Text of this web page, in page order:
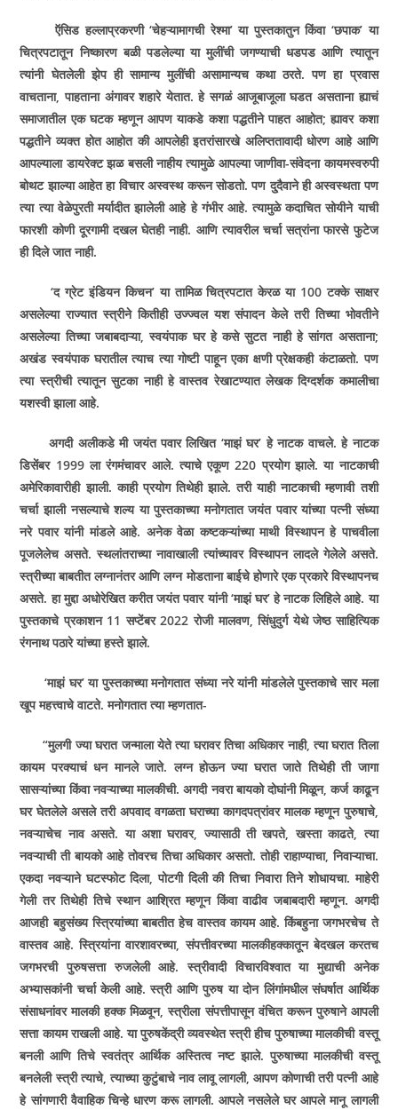
ऍसिड हल्लाप्रकरणी ‘चेहऱ्यामागची रेश्‍मा’ या पुस्तकातुन किंवा ‘छपाक’ या
चित्रपटातून निष्कारण बळी पडलेल्या या मुलींची जगण्याची धडपड आणि त्यातून
त्यांनी घेतलेली झेप ही सामान्य मुलींची असामान्यच कथा ठरते. पण हा प्रवास
वाचताना, पाहताना अंगावर शहारे येतात. हे सगळं आजूबाजूला घडत असताना ह्याचं
समाजातील एक घटक म्हणून आपण याकडे कशा पद्धतीने पाहत आहोत; ह्यावर कशा
पद्धतीने व्यक्त होत आहोत की आपलेही इतरांसारखे अलिप्ततावादी धोरण आहे आणि
आपल्याला डायरेक्ट झळ बसली नाहीय त्यामुळे आपल्या जाणीवा-संवेदना कायमस्वरुपी
बोथट झाल्या आहेत हा विचार अस्वस्थ करून सोडतो. पण दु्‌दैवाने ही अस्वस्थता पण
त्या त्या वेळेपुरती मर्यादीत झालेली आहे हे गंभीर आहे. त्यामुळे कदाचित सोयीने याची
फारशी कोणी दूरगामी दखल घेतही नाही. आणि त्यावरील चर्चा सत्रांना फारसे फुटेज
ही दिले जात नाही.
‘द ग्रेट इंडियन किचन’ या तामिळ चित्रपटात केरळ या 100 टक्के साक्षर
असलेल्या राज्यात स्त्रीने कितीही उज्ज्वल यश संपादन केले तरी तिच्या भोवतीने
असलेल्या तिच्या जबाबदाऱ्या, स्वयंपाक घर हे कसे सुटत नाही हे सांगत असताना;
अखंड स्वयंपाक घरातील त्याच त्या गोष्टी पाहून एका क्षणी प्रेक्षकही कंटाळतो. पण
त्या स्त्रीची त्यातून सुटका नाही हे वास्तव रेखाटण्यात लेखक दिग्दर्शक कमालीचा
यशस्वी झाला आहे.
अगदी अलीकडे मी जयंत पवार लिखित ‘माझं घर’ हे नाटक वाचले. हे नाटक
डिसेंबर 1999 ला रंगमंचावर आले. त्याचे एकूण 220 प्रयोग झाले. या नाटकाची
अमेरिकावारीही झाली. काही प्रयोग तिथेही झाले. तरी याही नाटकाची म्हणावी तशी
चर्चा झाली नसल्याचे शल्य या पुस्तकाच्या मनोगतात जयंत पवार यांच्या पत्नी संध्या
नरे पवार यांनी मांडले आहे. अनेक वेळा कष्टकऱ्यांच्या माथी विस्थापन हे पाचवीला
पूजलेलेच असते. स्थलांतराच्या नावाखाली त्यांच्यावर विस्थापन लादले गेलेले असते.
स्त्रीच्या बाबतीत लग्नानंतर आणि लग्न मोडताना बाईचे होणारे एक प्रकारे विस्थापनच
असते. हा मुद्दा अधोरेखित करीत जयंत पवार यांनी ‘माझं घर’ हे नाटक लिहिले आहे. या
पुस्तकाचे प्रकाशन 11 सप्टेंबर 2022 रोजी मालवण, सिंधुदुर्ग येथे जेष्ठ साहित्यिक
रंगनाथ पठारे यांच्या हस्ते झाले.
‘माझं घर’ या पुस्तकाच्या मनोगतात संध्या नरे यांनी मांडलेले पुस्तकाचे सार मला
खूप महत्त्वाचे वाटते. मनोगतात त्या म्हणतात-
“मुलगी ज्या घरात जन्माला येते त्या घरावर तिचा अधिकार नाही, त्या घरात तिला
कायम परक्याचं धन मानले जाते. लग्न होऊन ज्या घरात जाते तिथेही ती जागा
सासऱ्यांच्या किंवा नवऱ्याच्या मालकीची. अगदी नवरा बायको दोघांनी मिळून, कर्ज काढून
घर घेतलेले असले तरी अपवाद वगळता घराच्या कागदपत्रांवर मालक म्हणून पुरुषाचे,
नवऱ्याचेच नाव असते. या अशा घरावर, ज्यासाठी ती खपते, खस्ता काढते, त्या
नवऱ्याची ती बायको आहे तोवरच तिचा अधिकार असतो. तोही राहाण्याचा, निवाऱ्याचा.
एकदा नवऱ्याने घटस्फोट दिला, पोटगी दिली की तिचा निवारा तिने शोधायचा. माहेरी
गेली तर तिथेही तिचे स्थान आश्रित म्हणून किंवा वाढीव जबाबदारी म्हणून. अगदी
आजही बहुसंख्य स्त्रियांच्या बाबतीत हेच वास्तव कायम आहे. किंबहुना जगभरचेच ते
वास्तव आहे. स्त्रियांना वारशावरच्या, संपत्तीवरच्या मालकीहक्कातून बेदखल करतच
जगभरची पुरुषसत्ता रुजलेली आहे. स्त्रीवादी विचारविश्‍वात या मुद्याची अनेक
अभ्यासकांनी चर्चा केली आहे. स्त्री आणि पुरुष या दोन लिंगांमधील संघर्षात आर्थिक
संसाधनांवर मालकी हक्क मिळवून, स्त्रीला संपत्तीपासून वंचित करून पुरुषाने आपली
सत्ता कायम राखली आहे. या पुरुषकेंद्री व्यवस्थेत स्त्री हीच पुरुषाच्या मालकीची वस्तू
बनली आणि तिचे स्वतंत्र आर्थिक अस्तित्व नष्ट झाले. पुरुषाच्या मालकीची वस्तू
बनलेली स्त्री त्याचे, त्याच्या कुटुंबाचे नाव लावू लागली, आपण कोणाची तरी पत्नी आहे
हे सांगणारी वैवाहिक चिन्हे धारण करू लागली. आपले नसलेले घर आपले मानू लागली